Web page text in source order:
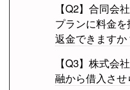
【Q2】合同会
プランに料金
返金できますか
【Q3】株式会
融から借入させ